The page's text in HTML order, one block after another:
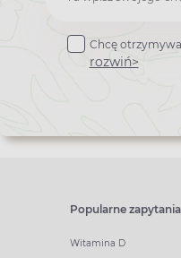
do
newslettera
Chcę
rozwiń>
Popularne zapytania
Witamina D